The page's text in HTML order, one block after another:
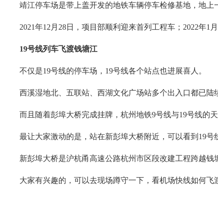
靖江停车场是带上盖开发的地铁车辆停车检修基地，地
2021年12月28日，项目部顺利迎来首列工程车；2022年
19号线列车飞渡钱塘江
不仅是19号线的停车场，19号线各个站点也进展喜人。
西溪湿地北、五联站、西湖文化广场站多个出入口都已
而且随着彭埠大桥完成挂牌，杭州地铁9号线与19号线
最让大家激动的是，站在新彭埠大桥附近，可以看到19
新彭埠大桥是沪杭甬高速公路杭州市区段改建工程跨越
大家有兴趣的，可以去现场蹲守一下，看机场快线如何飞